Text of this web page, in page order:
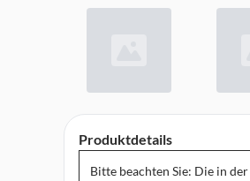
Produktdetails
Bitte beachten Sie: Die in